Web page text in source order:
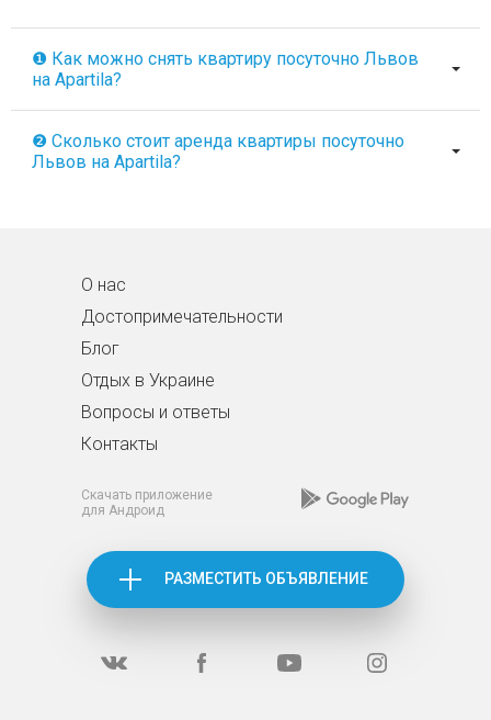
❶ Как можно снять квартиру посуточно Львов
на Apartila?
❷ Сколько стоит аренда квартиры посуточно
Львов на Apartila?
О нас
Достопримечательности
Блог
Отдых в Украине
Вопросы и ответы
Контакты
Скачать приложение
для Андроид
РАЗМЕСТИТЬ ОБЪЯВЛЕНИЕ